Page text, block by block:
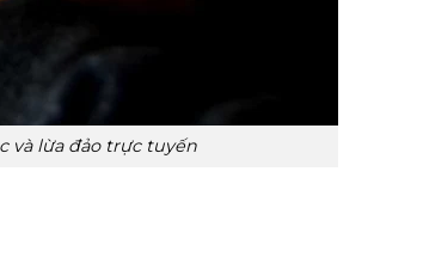
và lừa đảo trực tuyến